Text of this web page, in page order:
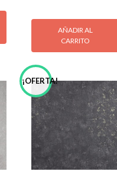
$2,750.00.
AÑADIR AL
CARRITO
¡OFERTA!